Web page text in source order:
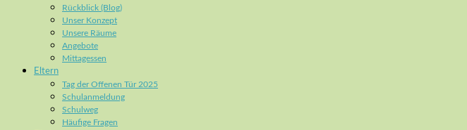
Rückblick (Blog)
Unser Konzept
Unsere Räume
Angebote
Mittagessen
Eltern
Tag der Offenen Tür 2025
Schulanmeldung
Schulweg
Häufige Fragen